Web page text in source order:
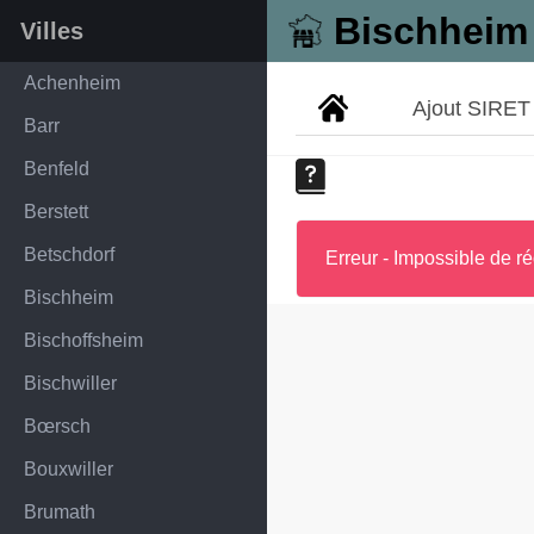
Bischheim
Villes
Achenheim
Barr
Benfeld
Berstett
Betschdorf
Bischheim
Bischoffsheim
Bischwiller
Bœrsch
Bouxwiller
Brumath
Ajout SIRET
Erreur - Impossible de